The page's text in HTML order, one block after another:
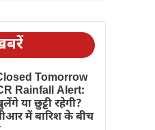
Tomorrow
Rainfall Alert:
या छुट्टी रहेगी?
में बारिश के बीच